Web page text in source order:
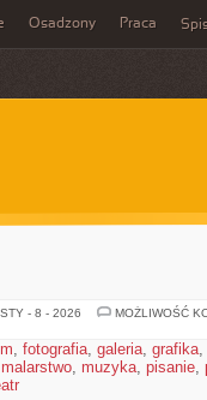
Osadzony Praca
- 8 - 2026
MOŻLIWOŚĆ
, fotografia, galeria, grafika,
malarstwo, muzyka, pisanie,